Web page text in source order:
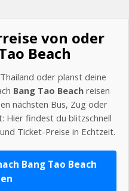
von oder
Beach
oder planst deine
Bang Tao Beach reisen
nächsten Bus, Zug oder
Hier findest du blitzschnell
Ticket-Preise in Echtzeit.
Bang Tao Beach